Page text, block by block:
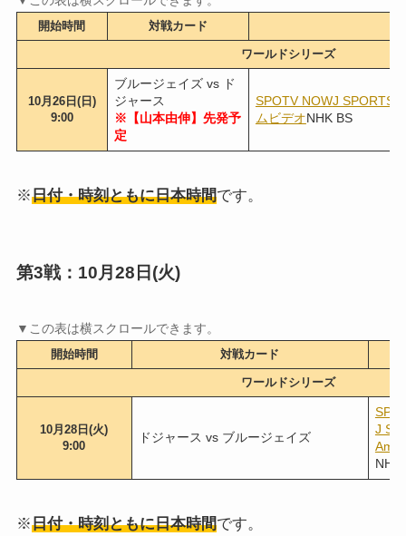
開始時間 対戦カード
ワールドシリーズ
10月26日(日)
9:00
ブルージェイズ vs ド
ジャース
※【山本由伸】先発予
定
SPOTV NOWJ SPORTS(
ムビデオNHK BS
※日付・時刻ともに日本時間です。
第3戦：10月28日(火)
開始時間 対戦カード
ワールドシリーズ
10月28日(火)
9:00
ドジャース vs ブルージェイズ
J
NHK
※日付・時刻ともに日本時間です。